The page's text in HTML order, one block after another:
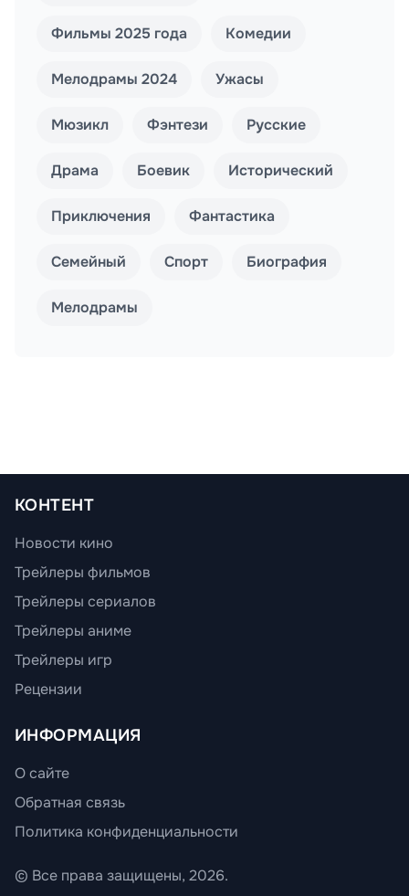
Фильмы 2025 года Комедии
Мелодрамы 2024 Ужасы
Мюзикл Фэнтези Русские
Драма Боевик Исторический
Приключения Фантастика
Семейный Спорт Биография
Мелодрамы
КОНТЕНТ
Новости кино
Трейлеры фильмов
Трейлеры сериалов
Трейлеры аниме
Трейлеры игр
Рецензии
ИНФОРМАЦИЯ
О сайте
Обратная связь
Политика конфиденциальности
© Все права защищены, 2026.